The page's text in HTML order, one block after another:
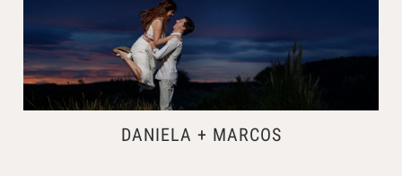
DANIELA + MARCOS